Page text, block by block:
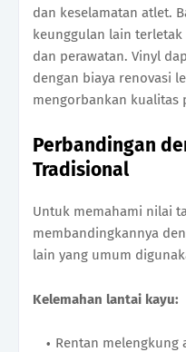
dan keselamatan atlet.
keunggulan lain
dan perawatan. Vinyl
dengan biaya renovasi
mengorbankan kualitas
Perbandingan
Tradisional
Untuk memahami nilai
membandingkannya
lain yang umum
Kelemahan lantai kayu:
Rentan melengkung